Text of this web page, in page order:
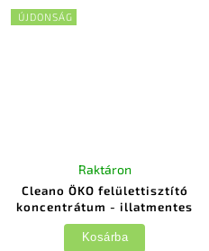
ÚJDONSÁG
Cleano ÖKO felülettisztító
koncentrátum - illatmentes
Raktáron
Kosárba